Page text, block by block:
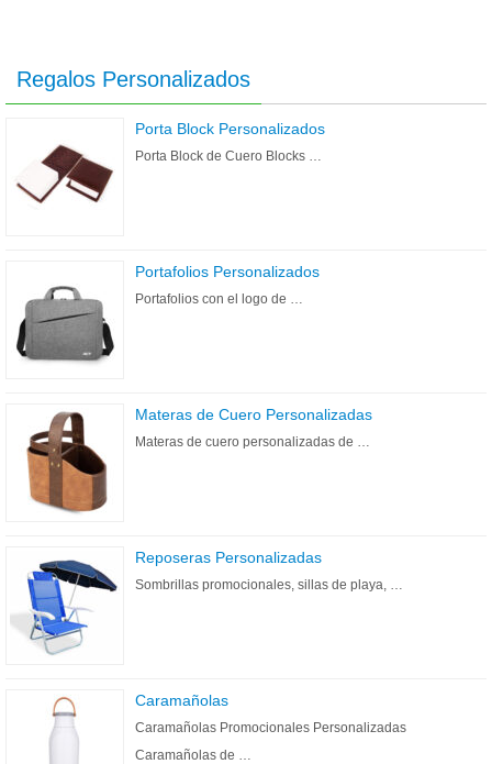
Regalos Personalizados
Porta Block Personalizados
Porta Block de Cuero Blocks …
Portafolios Personalizados
Portafolios con el logo de …
Materas de Cuero Personalizadas
Materas de cuero personalizadas de …
Reposeras Personalizadas
Sombrillas promocionales, sillas de playa, …
Caramañolas
Caramañolas Promocionales Personalizadas
Caramañolas de …